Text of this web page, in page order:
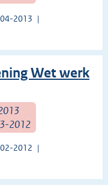
2013
Wet werk
2012
2012